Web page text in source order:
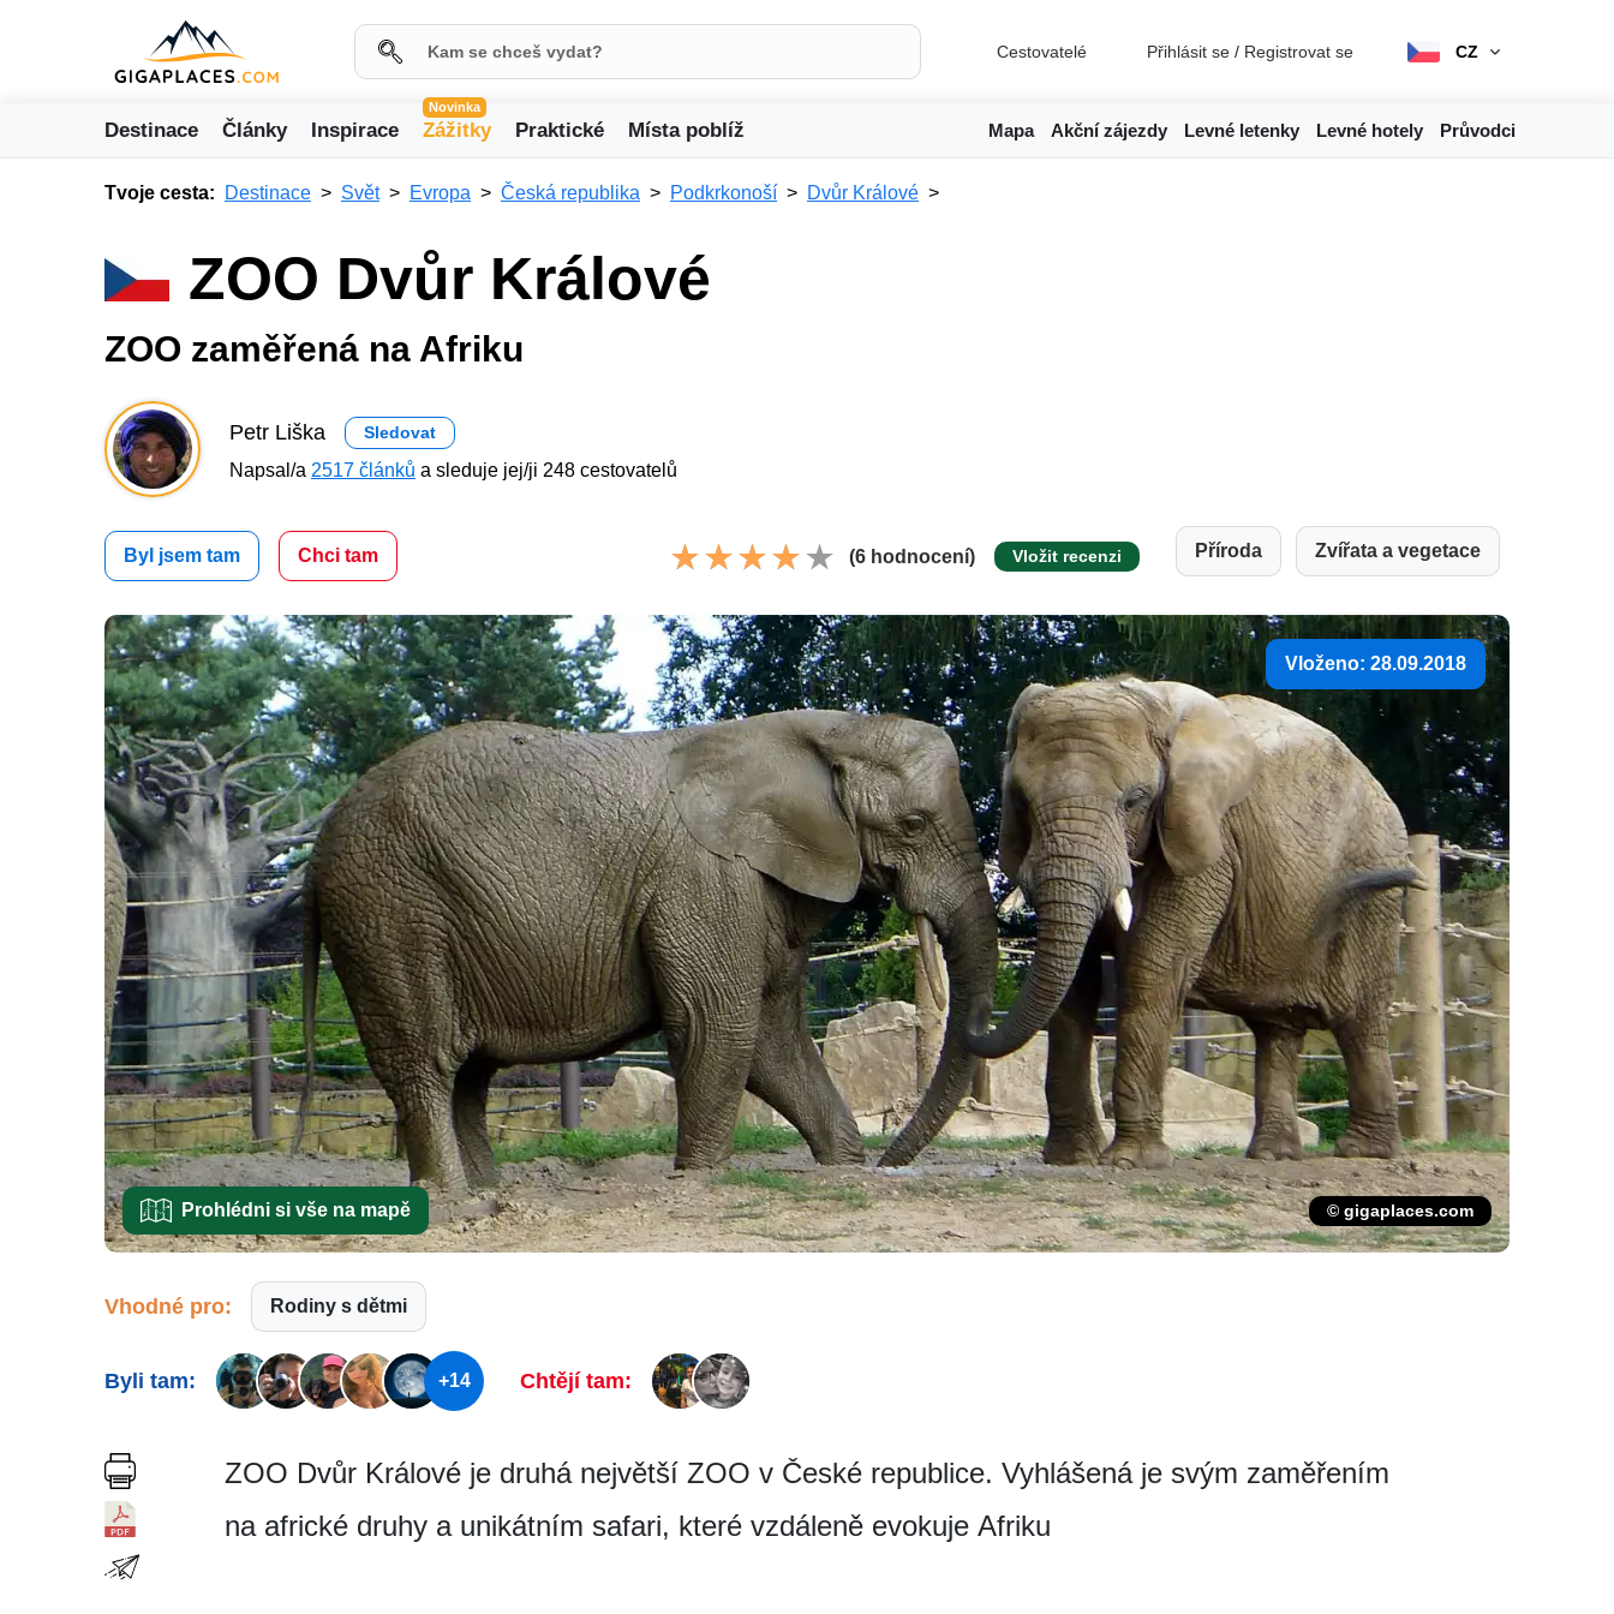
Cestovatelé Přihlásit se / Registrovat se CZ
Destinace Články Inspirace
Novinka
Zážitky Praktické Místa poblíž Mapa Akční zájezdy Levné letenky Levné hotely Průvodci
Tvoje cesta: Destinace Svět Evropa Česká republika Podkrkonoší Dvůr Králové
ZOO Dvůr Králové
ZOO zaměřená na Afriku
Petr Liška Sledovat
Napsal/a 2517 článků a sleduje jej/ji 248 cestovatelů
Byl jsem tam Chci tam (6 hodnocení) Vložit recenzi Příroda Zvířata a vegetace
Vloženo: 28.09.2018
Prohlédni si vše na mapě © gigaplaces.com
Vhodné pro: Rodiny s dětmi
Byli tam: +14 Chtějí tam:
ZOO Dvůr Králové je druhá největší ZOO v České republice. Vyhlášená je svým zaměřením
na africké druhy a unikátním safari, které vzdáleně evokuje Afriku